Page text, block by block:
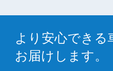
より安心できる
お届けします。